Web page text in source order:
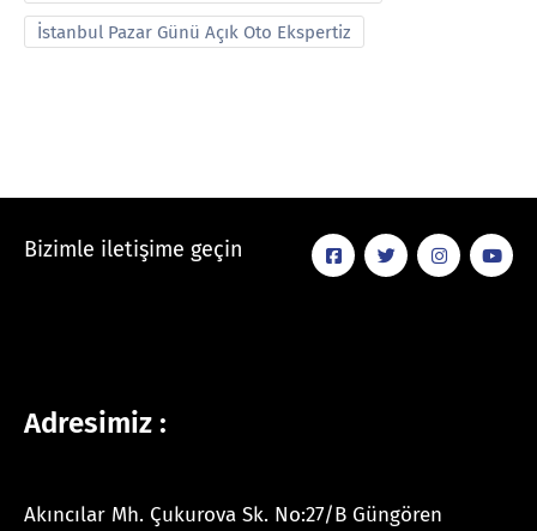
İstanbul Pazar Günü Açık Oto Ekspertiz
Bizimle iletişime geçin
Adresimiz :
Akıncılar Mh. Çukurova Sk. No:27/B Güngören